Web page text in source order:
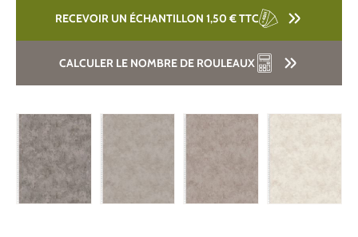
RECEVOIR UN ÉCHANTILLON 1,50 €TTC
CALCULER LE NOMBRE DE ROULEAUX